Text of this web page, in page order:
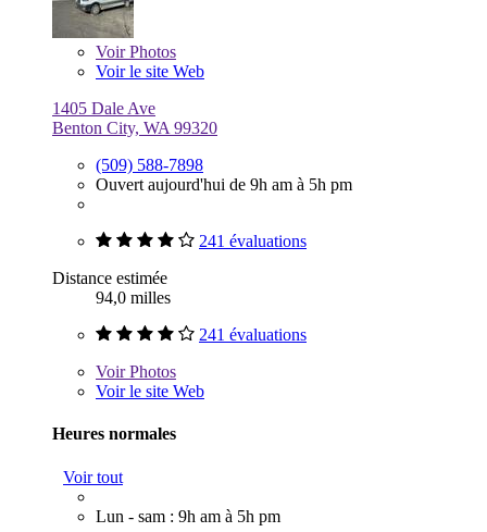
VoirPhotos
Voir le site Web
1405 Dale Ave
Benton City, WA 99320
(509) 588-7898
Ouvert aujourd'hui de 9h am à 5h pm
241 évaluations
Distance estimée
94,0 milles
241 évaluations
VoirPhotos
Voir le site Web
Heures normales
Voir tout
Lun - sam : 9h am à 5h pm